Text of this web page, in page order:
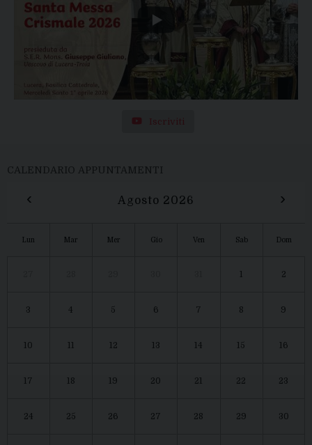
Iscriviti
CALENDARIO APPUNTAMENTI
‹ Agosto 2026 ›
Lun Mar Mer Gio Ven Sab Dom
2
3 4 5 6 7 8 9
10 12 13 14 15 16
17 18 19 20 21 22 23
24 25 26 27 28 29 30